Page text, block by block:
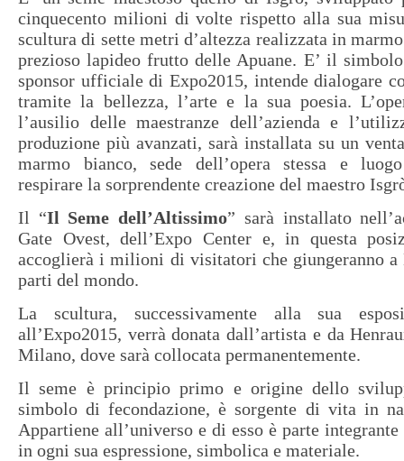
cinquecento milioni di volte rispetto alla sua
scultura di sette metri d’altezza realizzata in
prezioso lapideo frutto delle Apuane. E’ il
sponsor ufficiale di Expo2015, intende dialogare
tramite la bellezza, l’arte e la sua poesia.
l’ausilio delle maestranze dell’azienda e
produzione più avanzati, sarà installata su un
marmo bianco, sede dell’opera stessa e
respirare la sorprendente creazione del maestro
Il “Il Seme dell’Altissimo” sarà installato
Gate Ovest, dell’Expo Center e, in questa
accoglierà i milioni di visitatori che giungeranno
parti del mondo.
La scultura, successivamente alla sua
all’Expo2015, verrà donata dall’artista e da
Milano, dove sarà collocata permanentemente.
Il seme è principio primo e origine dello
simbolo di fecondazione, è sorgente di vita in
Appartiene all’universo e di esso è parte
in ogni sua espressione, simbolica e materiale.